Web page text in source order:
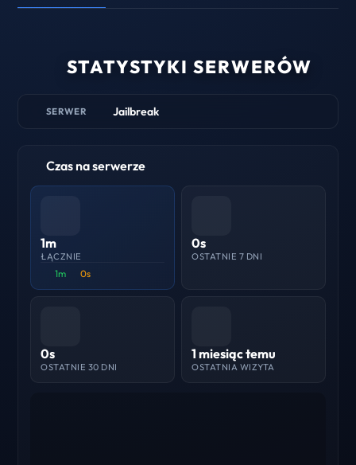
STATYSTYKI SERWERÓW
SERWER Jailbreak
Czas na serwerze
1m
ŁĄCZNIE
1m 0s
0s
OSTATNIE 7 DNI
0s
OSTATNIE 30 DNI
1 miesiąc temu
OSTATNIA WIZYTA